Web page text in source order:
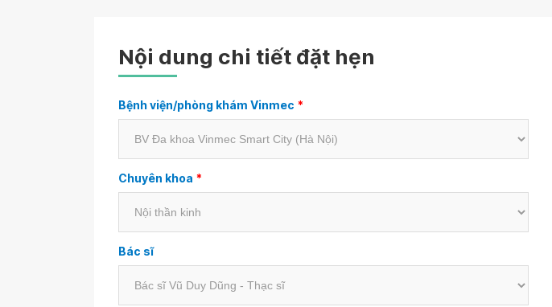
Nội dung chi tiết đặt hẹn
Bệnh viện/phòng khám Vinmec *
Chuyên khoa *
Bác sĩ